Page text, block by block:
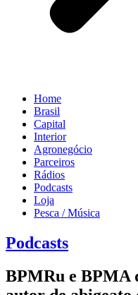
Home
Brasil
Capital
Interior
Agronegócio
Parceiros
Rádios
Podcasts
Loja
Pesca / Música
Podcasts
BPMRu e BPMA